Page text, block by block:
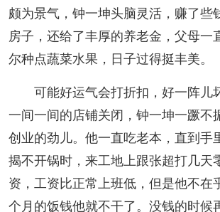
颇为景气，钟一坤头脑灵活，赚了些
房子，还给了丰厚的养老金，父母一
尔种点蔬菜水果，日子过得挺丰美。
可能好运气会打折扣，好一阵儿
一间一间的店铺关闭，钟一坤一蹶不
创业的劲儿。他一直吃老本，直到手
揭不开锅时，来工地上跟张超打几天
资，工资比正常上班低，但是他不在
个月的饭钱他就不干了。没钱的时候